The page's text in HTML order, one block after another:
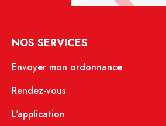
NOS SERVICES
Envoyer mon ordonnance
Rendez-vous
L'application